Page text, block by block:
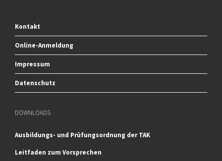
Kontakt
Online-Anmeldung
Impressum
Datenschutz
DOWNLOADS
Ausbildungs- und Prüfungsordnung der TAK
Leitfaden zum Vorsprechen